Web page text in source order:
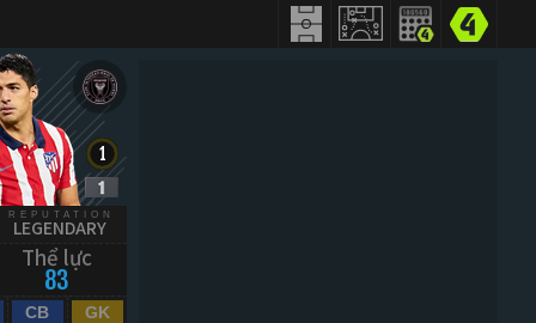
REPUTATION
LEGENDARY
Thể lực
83
CB GK